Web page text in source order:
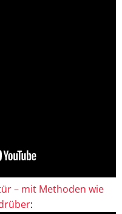
– mit Methoden wie
: